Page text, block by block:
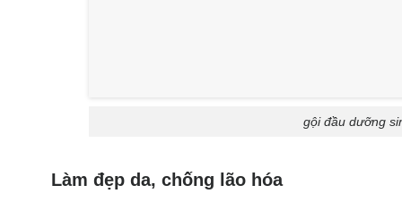
gội đầu dưỡng
Làm đẹp da, chống lão hóa